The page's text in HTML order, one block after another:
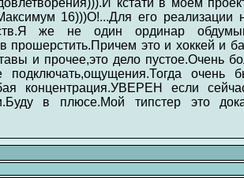
кстати в моем
16)))О!...Для его реализации
же не один ординар
прошерстить.Причем это и хоккей и
и прочее,это дело пустое.Очень
подключать,ощущения.Тогда очень
концентрация.УВЕРЕН если
в плюсе.Мой типстер это